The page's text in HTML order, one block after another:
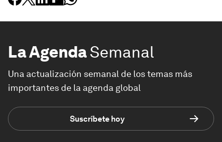
La AgendaSemanal
Una actualización semanal de los temas más
importantes de la agenda global
Suscríbete hoy